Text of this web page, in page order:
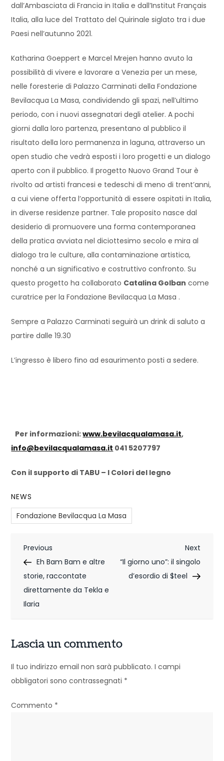
dall’Ambasciata di Francia in Italia e dall’Institut Français
Italia, alla luce del Trattato del Quirinale siglato tra i due
Paesi nell’autunno 2021.
Katharina Goeppert e Marcel Mrejen hanno avuto la
possibilità di vivere e lavorare a Venezia per un mese,
nelle foresterie di Palazzo Carminati della Fondazione
Bevilacqua La Masa, condividendo gli spazi, nell’ultimo
periodo, con i nuovi assegnatari degli atelier. A pochi
giorni dalla loro partenza, presentano al pubblico il
risultato della loro permanenza in laguna, attraverso un
open studio che vedrà esposti i loro progetti e un dialogo
aperto con il pubblico. Il progetto Nuovo Grand Tour è
rivolto ad artisti francesi e tedeschi di meno di trent’anni,
a cui viene offerta l’opportunità di essere ospitati in Italia,
in diverse residenze partner. Tale proposito nasce dal
desiderio di promuovere una forma contemporanea
della pratica avviata nel diciottesimo secolo e mira al
dialogo tra le culture, alla contaminazione artistica,
nonché a un significativo e costruttivo confronto. Su
questo progetto ha collaborato Catalina Golban come
curatrice per la Fondazione Bevilacqua La Masa .
Sempre a Palazzo Carminati seguirà un drink di saluto a
partire dalle 19.30
L’ingresso è libero fino ad esaurimento posti a sedere.
Per informazioni:www.bevilacqualamasa.it,
info@bevilacqualamasa.it 041 5207797
Con il supporto di TABU – I Colori del legno
NEWS
Fondazione Bevilacqua La Masa
N
a
v
i
a
z
i
o
Previous
Post
Previous
Eh Bam Bam e altre
storie, raccontate
direttamente da Tekla e
Ilaria
Next
Post
Next
“Il giorno uno”: il singolo
d’esordio di $teel
Lascia un commento
Il tuo indirizzo email non sarà pubblicato. I campi
obbligatori sono contrassegnati *
Commento *